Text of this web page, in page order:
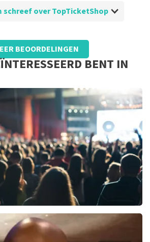
schreef over TopTicketShop
overTopTicketShop
BEOORDELINGEN
BENT IN
reviews